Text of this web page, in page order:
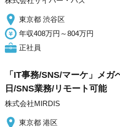
東京都 渋谷区
年収408万円～804万円
正社員
「IT事務/SNS/マーケ」メ
日/SNS業務/リモート可能
株式会社MIRDIS
東京都 港区